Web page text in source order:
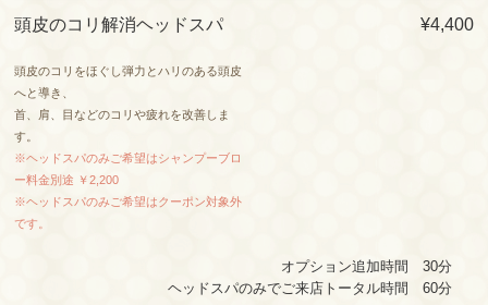
頭皮のコリ解消ヘッドスパ
頭皮のコリをほぐし弾力とハリのある頭皮
へと導き、
首、肩、目などのコリや疲れを改善しま
す。
※ヘッドスパのみご希望はシャンプーブロ
ー料金別途 ￥2,200
※ヘッドスパのみご希望はクーポン対象外
です。
¥4,400
オプション追加時間 30分
ヘッドスパのみでご来店トータル時間 60分